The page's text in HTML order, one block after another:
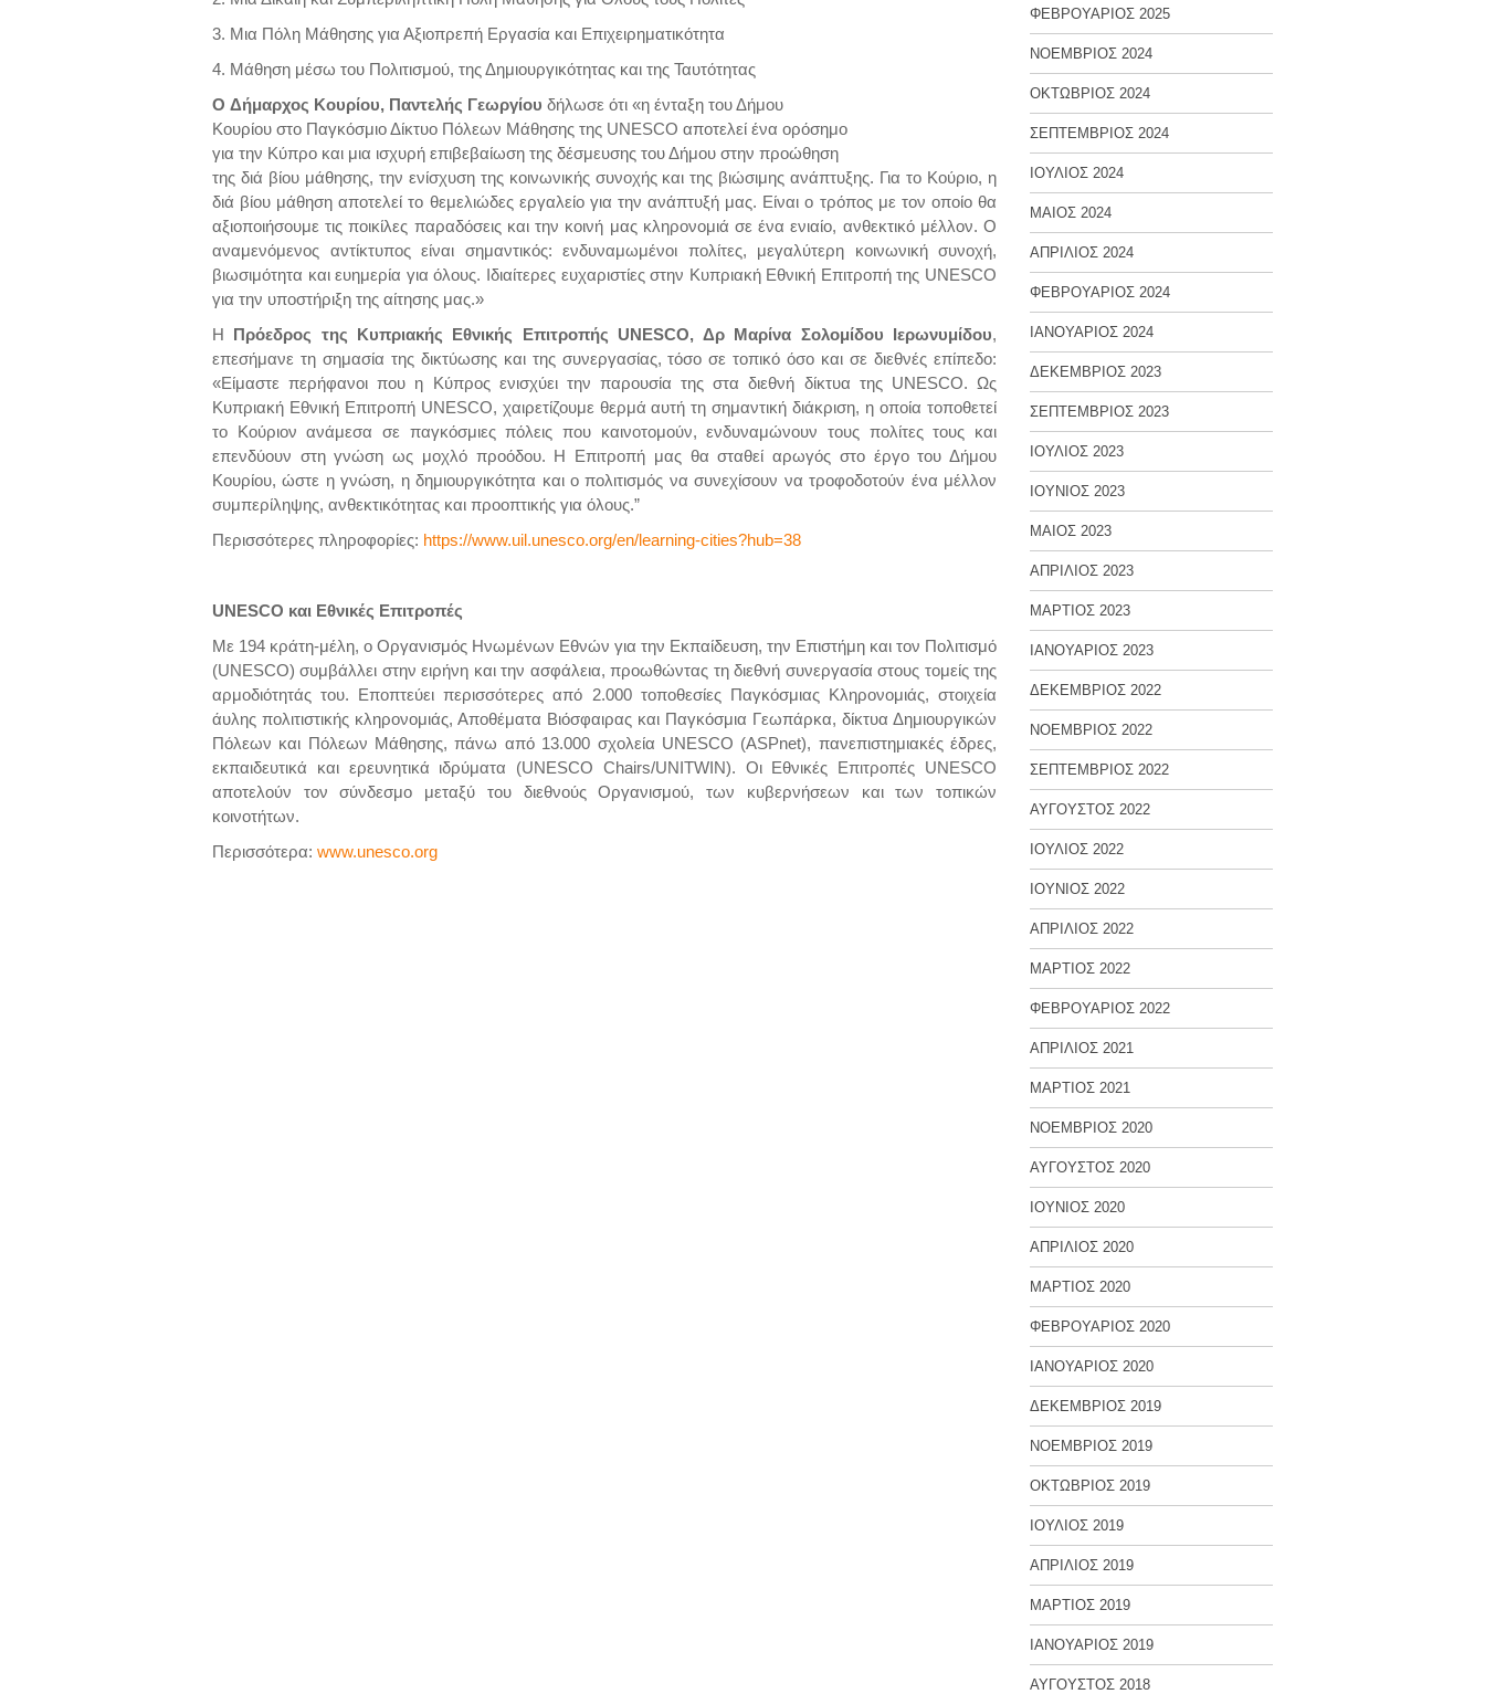
ΦΕΒΡΟΥΑΡΙΟΣ 2025
ΝΟΕΜΒΡΙΟΣ 2024
ΟΚΤΩΒΡΙΟΣ 2024
ΣΕΠΤΕΜΒΡΙΟΣ 2024
ΙΟΥΛΙΟΣ 2024
ΜΑΙΟΣ 2024
ΑΠΡΙΛΙΟΣ 2024
ΦΕΒΡΟΥΑΡΙΟΣ 2024
ΙΑΝΟΥΑΡΙΟΣ 2024
ΔΕΚΕΜΒΡΙΟΣ 2023
ΣΕΠΤΕΜΒΡΙΟΣ 2023
ΙΟΥΛΙΟΣ 2023
ΙΟΥΝΙΟΣ 2023
ΜΑΙΟΣ 2023
ΑΠΡΙΛΙΟΣ 2023
ΜΑΡΤΙΟΣ 2023
ΙΑΝΟΥΑΡΙΟΣ 2023
ΔΕΚΕΜΒΡΙΟΣ 2022
ΝΟΕΜΒΡΙΟΣ 2022
ΣΕΠΤΕΜΒΡΙΟΣ 2022
ΑΥΓΟΥΣΤΟΣ 2022
ΙΟΥΛΙΟΣ 2022
ΙΟΥΝΙΟΣ 2022
ΑΠΡΙΛΙΟΣ 2022
ΜΑΡΤΙΟΣ 2022
ΦΕΒΡΟΥΑΡΙΟΣ 2022
ΑΠΡΙΛΙΟΣ 2021
ΜΑΡΤΙΟΣ 2021
ΝΟΕΜΒΡΙΟΣ 2020
ΑΥΓΟΥΣΤΟΣ 2020
ΙΟΥΝΙΟΣ 2020
ΑΠΡΙΛΙΟΣ 2020
ΜΑΡΤΙΟΣ 2020
ΦΕΒΡΟΥΑΡΙΟΣ 2020
ΙΑΝΟΥΑΡΙΟΣ 2020
ΔΕΚΕΜΒΡΙΟΣ 2019
ΝΟΕΜΒΡΙΟΣ 2019
ΟΚΤΩΒΡΙΟΣ 2019
ΙΟΥΛΙΟΣ 2019
ΑΠΡΙΛΙΟΣ 2019
ΜΑΡΤΙΟΣ 2019
ΙΑΝΟΥΑΡΙΟΣ 2019
ΑΥΓΟΥΣΤΟΣ 2018
3. Μια Πόλη Μάθησης για Αξιοπρεπή Εργασία και Επιχειρηματικότητα
4. Μάθηση μέσω του Πολιτισμού, της Δημιουργικότητας και της Ταυτότητας
O Δήμαρχος Κουρίου, Παντελής Γεωργίου δήλωσε ότι «η ένταξη του Δήμου
Κουρίου στο Παγκόσμιο Δίκτυο Πόλεων Μάθησης της UNESCO αποτελεί ένα ορόσημο
για την Κύπρο και μια ισχυρή επιβεβαίωση της δέσμευσης του Δήμου στην προώθηση
της διά βίου μάθησης, την ενίσχυση της κοινωνικής συνοχής και της βιώσιμης ανάπτυξης. Για το Κούριο, η
διά βίου μάθηση αποτελεί το θεμελιώδες εργαλείο για την ανάπτυξή μας. Είναι ο τρόπος με τον οποίο θα
αξιοποιήσουμε τις ποικίλες παραδόσεις και την κοινή μας κληρονομιά σε ένα ενιαίο, ανθεκτικό μέλλον. Ο
αναμενόμενος αντίκτυπος είναι σημαντικός: ενδυναμωμένοι πολίτες, μεγαλύτερη κοινωνική συνοχή,
βιωσιμότητα και ευημερία για όλους. Ιδιαίτερες ευχαριστίες στην Κυπριακή Εθνική Επιτροπή της UNESCO
για την υποστήριξη της αίτησης μας.»
Η Πρόεδρος της Κυπριακής Εθνικής Επιτροπής UNESCO, Δρ Μαρίνα Σολομίδου Ιερωνυμίδου,
επεσήμανε τη σημασία της δικτύωσης και της συνεργασίας, τόσο σε τοπικό όσο και σε διεθνές επίπεδο:
«Είμαστε περήφανοι που η Κύπρος ενισχύει την παρουσία της στα διεθνή δίκτυα της UNESCO. Ως
Κυπριακή Εθνική Επιτροπή UNESCO, χαιρετίζουμε θερμά αυτή τη σημαντική διάκριση, η οποία τοποθετεί
το Κούριον ανάμεσα σε παγκόσμιες πόλεις που καινοτομούν, ενδυναμώνουν τους πολίτες τους και
επενδύουν στη γνώση ως μοχλό προόδου. Η Επιτροπή μας θα σταθεί αρωγός στο έργο του Δήμου
Κουρίου, ώστε η γνώση, η δημιουργικότητα και ο πολιτισμός να συνεχίσουν να τροφοδοτούν ένα μέλλον
συμπερίληψης, ανθεκτικότητας και προοπτικής για όλους.”
Περισσότερες πληροφορίες: https://www.uil.unesco.org/en/learning-cities?hub=38
UNESCO και Εθνικές Επιτροπές
Με 194 κράτη-μέλη, ο Οργανισμός Ηνωμένων Εθνών για την Εκπαίδευση, την Επιστήμη και τον Πολιτισμό
(UNESCO) συμβάλλει στην ειρήνη και την ασφάλεια, προωθώντας τη διεθνή συνεργασία στους τομείς της
αρμοδιότητάς του. Εποπτεύει περισσότερες από 2.000 τοποθεσίες Παγκόσμιας Κληρονομιάς, στοιχεία
άυλης πολιτιστικής κληρονομιάς, Αποθέματα Βιόσφαιρας και Παγκόσμια Γεωπάρκα, δίκτυα Δημιουργικών
Πόλεων και Πόλεων Μάθησης, πάνω από 13.000 σχολεία UNESCO (ASPnet), πανεπιστημιακές έδρες,
εκπαιδευτικά και ερευνητικά ιδρύματα (UNESCO Chairs/UNITWIN). Οι Εθνικές Επιτροπές UNESCO
αποτελούν τον σύνδεσμο μεταξύ του διεθνούς Οργανισμού, των κυβερνήσεων και των τοπικών
κοινοτήτων.
Περισσότερα: www.unesco.org